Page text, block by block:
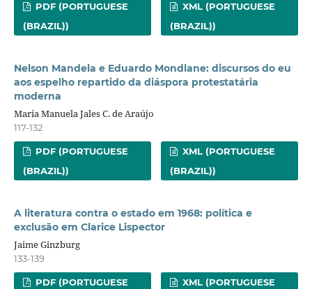
PDF (PORTUGUESE
(BRAZIL))
XML (PORTUGUESE
(BRAZIL))
Nelson Mandela e Eduardo Mondlane: discursos do eu
aos espelho repartido da diáspora protestatária
moderna
Maria Manuela Jales C. de Araújo
117-132
PDF (PORTUGUESE
(BRAZIL))
XML (PORTUGUESE
(BRAZIL))
A literatura contra o estado em 1968: política e
exclusão em Clarice Lispector
Jaime Ginzburg
133-139
PDF (PORTUGUESE
XML (PORTUGUESE